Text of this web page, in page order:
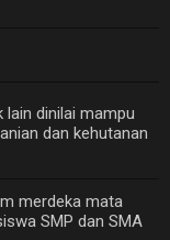
lain dinilai mampu
dan kehutanan
merdeka mata
SMP dan SMA